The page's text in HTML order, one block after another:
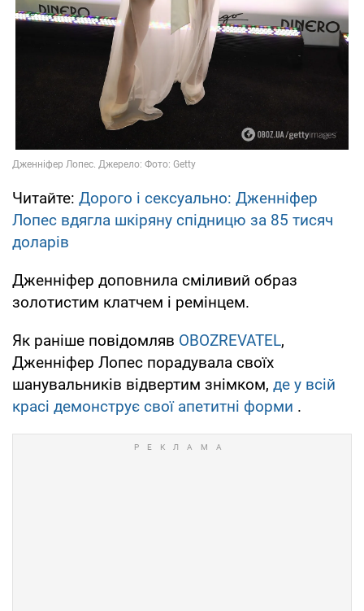
Читайте: Дорого і сексуально: Дженніфер
Лопес вдягла шкіряну спідницю за 85 тисяч
доларів
Дженніфер доповнила сміливий образ
золотистим клатчем і ремінцем.
Як раніше повідомляв OBOZREVATEL,
Дженніфер Лопес порадувала своїх
шанувальників відвертим знімком, де у всій
красі демонструє свої апетитні форми .